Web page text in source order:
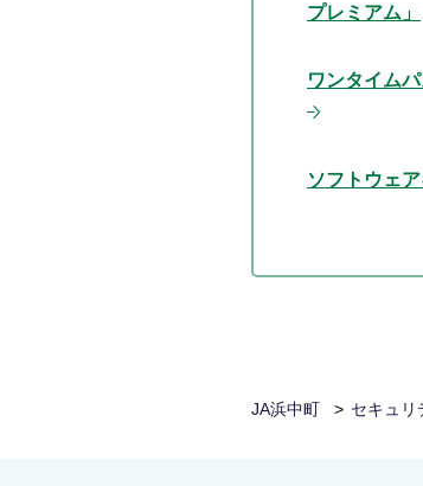
プレミアム」
ワンタイム
ソフトウェ
JA浜中町 セキュリ